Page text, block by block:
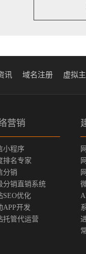
讯 域名注册 虚拟
营销
小程序
排名专家
分销
分销直销系统
SEO优化
APP开发
托管代运营